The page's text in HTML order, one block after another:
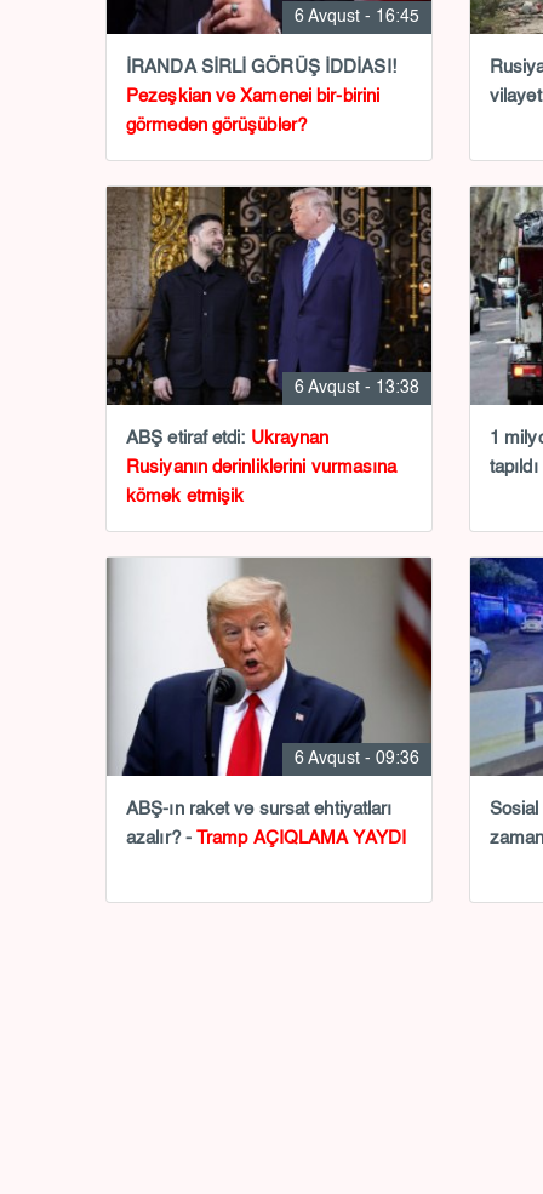
6 Avqust - 16:45
İRANDA SİRLİ GÖRÜŞ İDDİASI!
Pezeşkian və Xamenei bir-birini
görmədən görüşüblər?
6 Avqust - 13:38
ABŞ etiraf etdi: Ukraynan
Rusiyanın dərinliklərini vurmasına
kömək etmişik
1
tapıldı
6 Avqust - 09:36
ABŞ-ın raket və sursat ehtiyatları
azalır? - Tramp AÇIQLAMA YAYDI
Sosial